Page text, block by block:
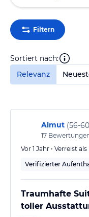
Filtern
Sortiert nach:
Relevanz
Almut (56-60
17
Vor 1 Jahr • Verreist
Verifizierter
Traumhafte
toller